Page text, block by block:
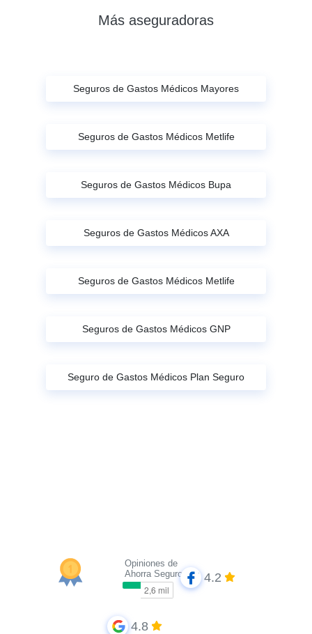
Más aseguradoras
Seguros de Gastos Médicos Mayores
Seguros de Gastos Médicos Metlife
Seguros de Gastos Médicos Bupa
Seguros de Gastos Médicos AXA
Seguros de Gastos Médicos Metlife
Seguros de Gastos Médicos GNP
Seguro de Gastos Médicos Plan Seguro
Opiniones de
Ahorra Seguros
4.2
4.8